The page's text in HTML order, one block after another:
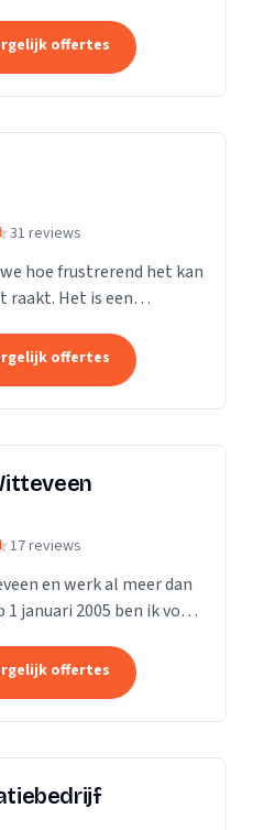
adres op het
offertes
31 reviews
hoe frustrerend het kan
raakt. Het is een
kosten met zich
offertes
17 reviews
en werk al meer dan
januari 2005 ben ik voor
offertes